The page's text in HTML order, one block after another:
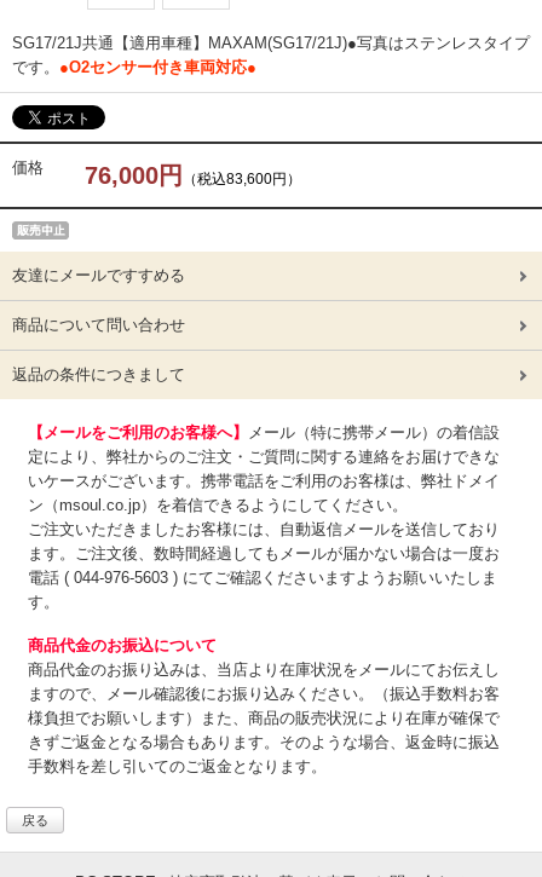
SG17/21J共通【適用車種】MAXAM(SG17/21J)●写真はステンレスタイプ
です。 ●O2センサー付き車両対応●
価格 76,000円 （税込83,600円）
友達にメールですすめる
商品について問い合わせ
返品の条件につきまして
【メールをご利用のお客様へ】
メール（特に携帯メール）の着信設
定により、弊社からのご注文・ご質問に関する連絡をお届けできな
いケースがございます。携帯電話をご利用のお客様は、弊社ドメイ
ン（msoul.co.jp）を着信できるようにしてください。
ご注文いただきましたお客様には、自動返信メールを送信しており
ます。ご注文後、数時間経過してもメールが届かない場合は一度お
電話 ( 044-976-5603 ) にてご確認くださいますようお願いいたしま
す。
商品代金のお振込について
商品代金のお振り込みは、 当店より在庫状況をメールにてお伝えし
ますので、メール確認後にお振り込みください。（振込手数料お客
様負担でお願いします）また、商品の販売状況により在庫が確保で
きずご返金となる場合もあります。そのような場合、返金時に振込
手数料を差し引いてのご返金となります。
戻る